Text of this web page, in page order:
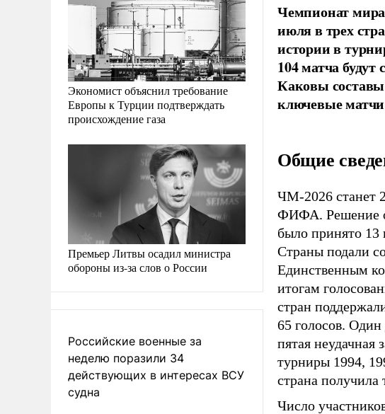
Экономист объяснил требование
Европы к Турции подтверждать
происхождение газа
Премьер Литвы осадил министра
обороны из-за слов о России
Российские военные за
неделю поразили 34
действующих в интересах ВСУ
судна
Чемпионат мира
июля в трех
истории в
104 матча будут
Каковы
ключевые
Общие
ЧМ-2026 станет
ФИФА. Решение
было принято
Страны подали
Единственным
итогам
стран
65 голосов.
пятая
турниры 1994,
страна получила
Число